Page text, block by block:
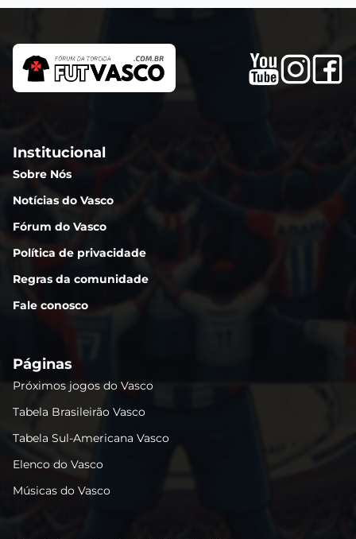
Institucional
Sobre Nós
Notícias do Vasco
Fórum do Vasco
Política de privacidade
Regras da comunidade
Fale conosco
Páginas
Próximos jogos do Vasco
Tabela Brasileirão Vasco
Tabela Sul-Americana Vasco
Elenco do Vasco
Músicas do Vasco